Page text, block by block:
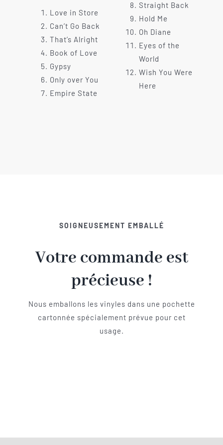
Love in Store
Can’t Go Back
That’s Alright
Book of Love
Gypsy
Only over You
Empire State
Straight Back
Hold Me
Oh Diane
Eyes of the
World
Wish You Were
Here
SOIGNEUSEMENT EMBALLÉ
Votre commande est
précieuse !
Nous emballons les vinyles dans une pochette
cartonnée spécialement prévue pour cet
usage.